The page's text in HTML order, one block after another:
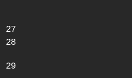
27
28
29